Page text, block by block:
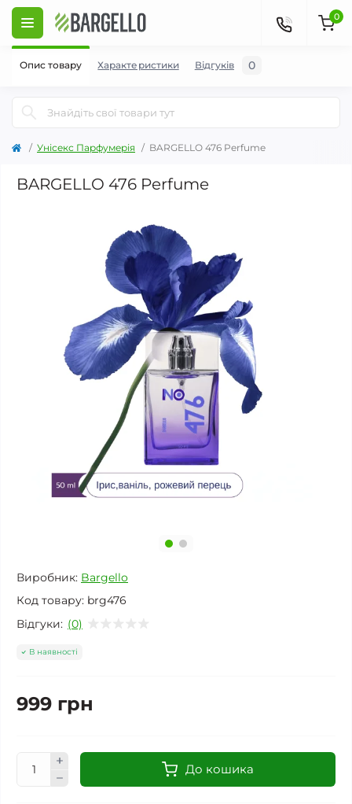
0
Унісекс Парфумерія BARGELLO 476 Perfume
BARGELLO 476 Perfume
Виробник: Bargello
Код товару: brg476
Відгуки: (0)
В наявності
999 грн
До кошика
Опис товару Характеристики Відгуків 0